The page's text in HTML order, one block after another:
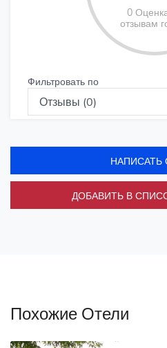
0
отзывам
Фильтровать по
НАПИСАТЬ
ДОБАВИТЬ В
Похожие Отели